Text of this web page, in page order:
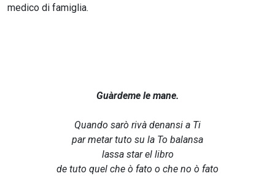
medico di famiglia.
Guàrdeme le mane.
Quando sarò rivà denansi a Ti
par metar tuto su la To balansa
lassa star el libro
de tuto quel che ò fato o che no ò fato